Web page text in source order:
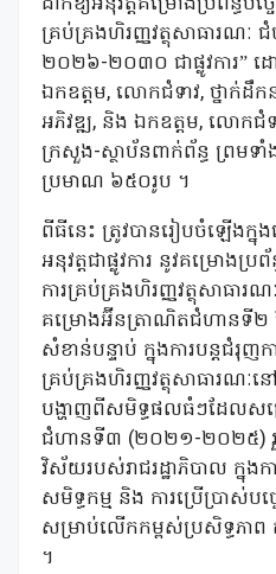
គ្រប់គ្រងហិរញ្ញវត្ថុសាធារណៈ ជំ
២០២៦-២០៣០ ជាផ្លូវការ”
ឯកឧត្តម, លោកជំទាវ, ថ្នាក់ដឹ
អភិវឌ្ឍ, និង ឯកឧត្តម, លោក
ក្រសួង-ស្ថាប័នពាក់ព័ន្ធ ព្រម
ប្រមាណ ៦៥០រូប ។
ពីធីនេះ ត្រូវបានរៀបចំឡើង
អនុវត្តជាផ្លូវការ នូវគម្រោងប្រ
ការគ្រប់គ្រងហិរញ្ញវត្ថុសាធារ
គម្រោងអ៊ីនត្រាណិតជំហានទី២
សំខាន់បន្ទាប់ ក្នុងការបន្តជំរុញក
គ្រប់គ្រងហិរញ្ញវត្ថុ​សាធារណៈ
បង្ហាញពីសមិទ្ធផលធំៗដែលសម្
ជំហានទី៣ (២០២១-២០២៥) រួ
វិស័យរបស់រាជរដ្ឋាភិបាល ក្នុងក
សមិទ្ធកម្ម និង ការប្រើប្រាស់បច្
សម្រាប់លើកកម្ពស់ប្រសិទ្ធភា
។